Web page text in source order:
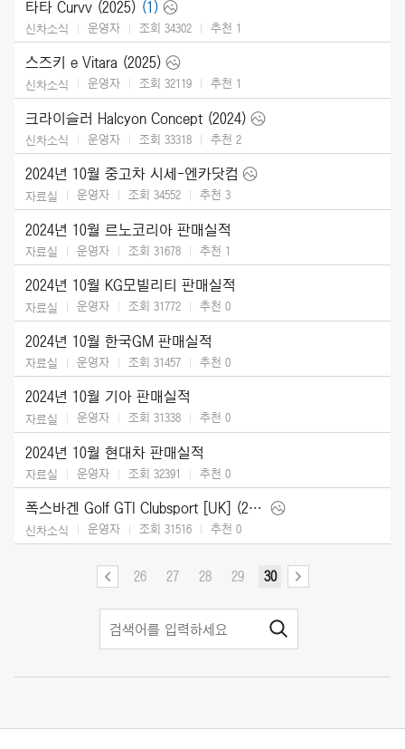
타타 Curvv (2025) (1)
신차소식 운영자 조회 34302 추천 1
스즈키 e Vitara (2025)
신차소식 운영자 조회 32119 추천 1
크라이슬러 Halcyon Concept (2024)
신차소식 운영자 조회 33318 추천 2
2024년 10월 중고차 시세-엔카닷컴
자료실 운영자 조회 34552 추천 3
2024년 10월 르노코리아 판매실적
자료실 운영자 조회 31678 추천 1
2024년 10월 KG모빌리티 판매실적
자료실 운영자 조회 31772 추천 0
2024년 10월 한국GM 판매실적
자료실 운영자 조회 31457 추천 0
2024년 10월 기아 판매실적
자료실 운영자 조회 31338 추천 0
2024년 10월 현대차 판매실적
자료실 운영자 조회 32391 추천 0
폭스바겐 Golf GTI Clubsport [UK] (2025)
신차소식 운영자 조회 31516 추천 0
26 27 28 29 30